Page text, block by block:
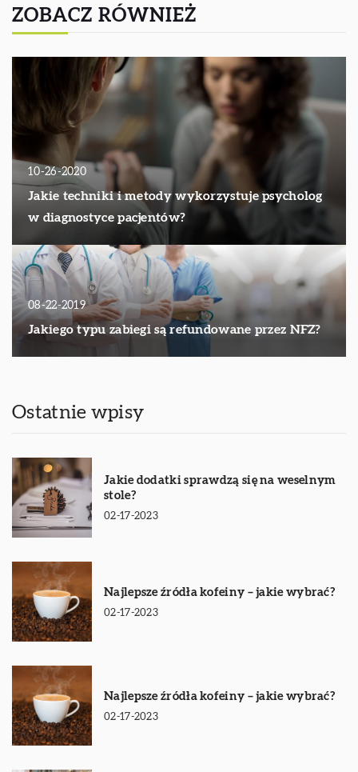
ZOBACZ RÓWNIEŻ
10-26-2020
Jakie techniki i metody wykorzystuje psycholog
w diagnostyce pacjentów?
08-22-2019
Jakiego typu zabiegi są refundowane przez NFZ?
Ostatnie wpisy
Jakie dodatki sprawdzą się na weselnym
stole?
02-17-2023
Najlepsze źródła kofeiny – jakie wybrać?
02-17-2023
Najlepsze źródła kofeiny – jakie wybrać?
02-17-2023